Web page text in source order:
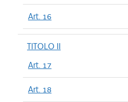
Art. 16
TITOLO II
Art. 17
Art. 18